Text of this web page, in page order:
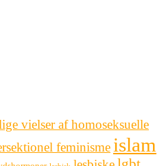
vielser af homoseksuelle
feminisme islam